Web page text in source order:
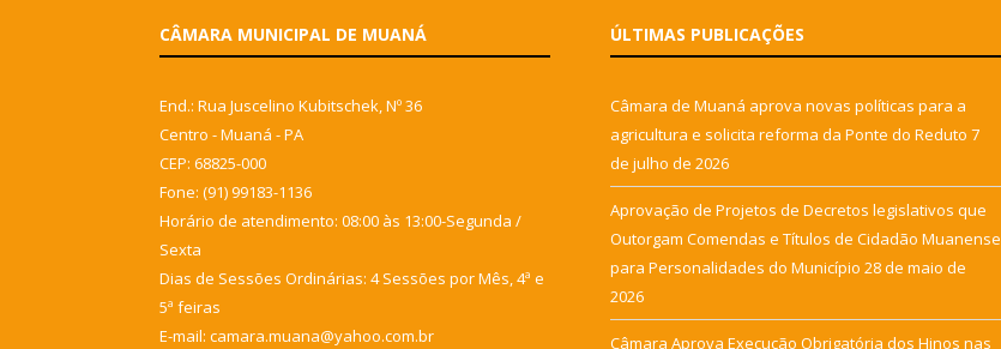
CÂMARA MUNICIPAL DE MUANÁ
End.: Rua Juscelino Kubitschek, Nº 36
Centro - Muaná - PA
CEP: 68825-000
Fone: (91) 99183-1136
Horário de atendimento: 08:00 às 13:00-Segunda /
Sexta
Dias de Sessões Ordinárias: 4 Sessões por Mês, 4ª e
5ª feiras
E-mail: camara.muana@yahoo.com.br
ÚLTIMAS PUBLICAÇÕES
Câmara de Muaná aprova novas políticas para a
agricultura e solicita reforma da Ponte do Reduto 7
de julho de 2026
Aprovação de Projetos de Decretos legislativos que
Outorgam Comendas e Títulos de Cidadão Muanense
para Personalidades do Município 28 de maio de
2026
Câmara Aprova Execução Obrigatória dos Hinos nas